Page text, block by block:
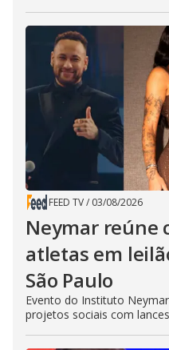
FEED TV/ 03/08/2026
Neymar reúne
atletas em
São Paulo
Evento do Instituto
projetos sociais com